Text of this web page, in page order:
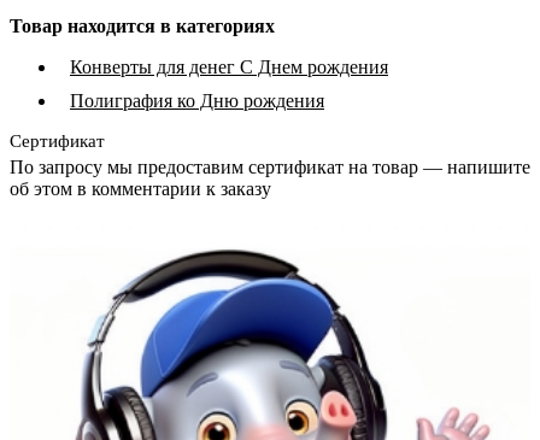
Товар находится в категориях
Конверты для денег С Днем рождения
Полиграфия ко Дню рождения
Сертификат
По запросу мы предоставим сертификат на товар — напишите
об этом в комментарии к заказу